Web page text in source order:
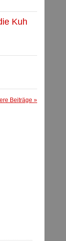
Kuh
Beiträge »